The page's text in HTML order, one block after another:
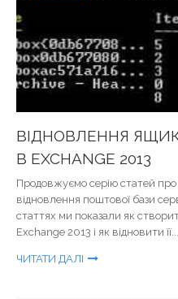
ВІДНОВЛЕННЯ
В EXCHANGE 2013
Продовжуємо серію статей про
відновлення поштової бази
статтях ми показали як
Exchange 2013 і як відновити її...
ЧИТАТИ ДАЛІ